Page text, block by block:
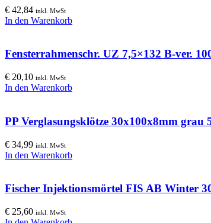
€ 42,84 inkl. MwSt
In den Warenkorb
Fensterrahmenschr. UZ 7,5×132 B-ver.
€ 20,10 inkl. MwSt
In den Warenkorb
PP Verglasungsklötze 30x100x8mm grau
€ 34,99 inkl. MwSt
In den Warenkorb
Fischer Injektionsmörtel FIS AB Winter
€ 25,60 inkl. MwSt